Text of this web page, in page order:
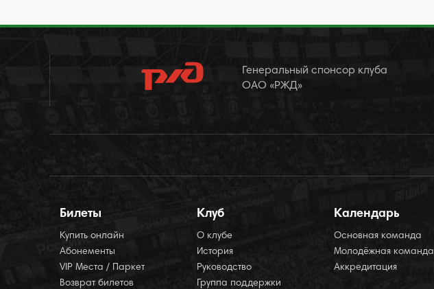
Генеральный спонсор клуба
ОАО «РЖД»
Билеты
Купить онлайн
Абонементы
VIP Места / Паркет
Возврат билетов
Клуб
О клубе
История
Руководство
Группа поддержки
Календарь
Основная команда
Молодёжная команда
Аккредитация